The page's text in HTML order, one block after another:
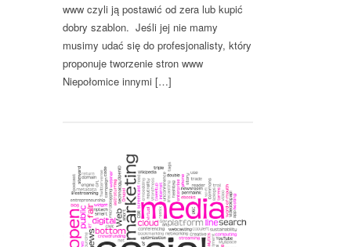
www czyli ją postawić od zera lub kupić
dobry szablon. Jeśli jej nie mamy
musimy udać się do profesjonalisty, który
proponuje tworzenie stron www
Niepołomice innymi […]